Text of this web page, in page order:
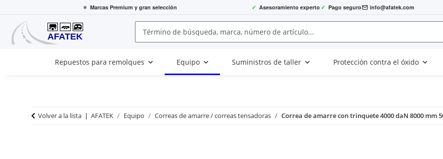
⭐ Marcas Premium y gran selección ✓ Asesoramiento experto ✓ Pago seguro info@afatek.com
Repuestos para remolques Equipo Suministros de taller Protección contra el óxido
Volver a la lista AFATEK Equipo Correas de amarre / correas tensadoras Correa de amarre con trinquete 4000 daN 8000 mm